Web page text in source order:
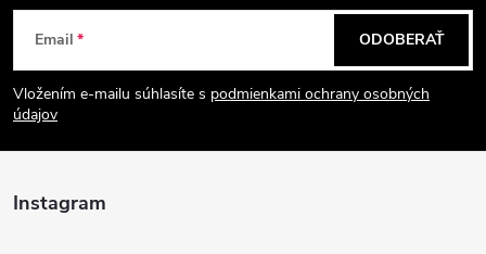
Z
á
p
ä
Email
Vložením e-mailu súhlasíte s podmienkami ochrany osobných
údajov
ODOBERAŤ
Instagram